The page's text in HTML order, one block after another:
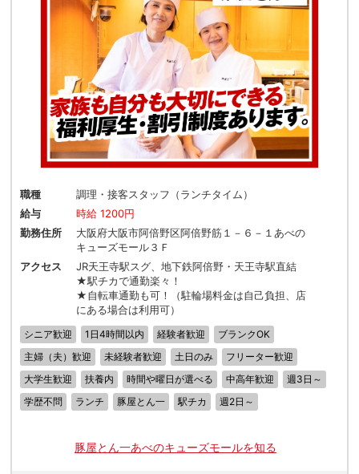
職種
調理・接客スタッフ（ランチタイム）
給与
時給 1200円
勤務住所
大阪府大阪市阿倍野区阿倍野筋１－６－１あべの
キューズモール３Ｆ
アクセス
JR天王寺駅スグ、地下鉄阿倍野・天王寺駅直結
★駅チカで通勤楽々！
★自転車通勤も可！（駐輪場料金は自己負担、店
にある場合は利用可）
シニア歓迎 1日4時間以内 経験者歓迎
ブランクOK
主婦（夫）歓迎
未経験者歓迎 土日のみ
フリーター歓迎
大学生歓迎
扶養内 時間や曜日が選べる 中高年歓迎
週3日～
学歴不問
ランチ 豚屋とん一 駅チカ 週2日～
豚屋とん一あべのキューズモールを知る